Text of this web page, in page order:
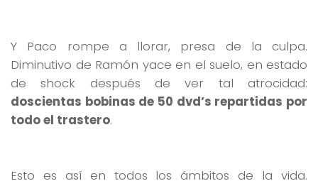
Y Paco rompe a llorar, presa de la culpa.
Diminutivo de Ramón yace en el suelo, en estado
de shock después de ver tal atrocidad:
doscientas bobinas de 50 dvd’s repartidas por
todo el trastero.
Esto es así en todos los ámbitos de la vida.